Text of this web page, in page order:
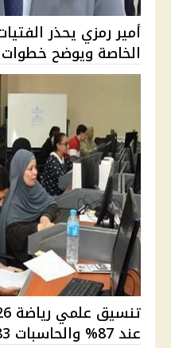
أمير رمزي يحذر
الخاصة ويوضح خطوات
عند 87% والحاسبات 83% وأماكن بال...